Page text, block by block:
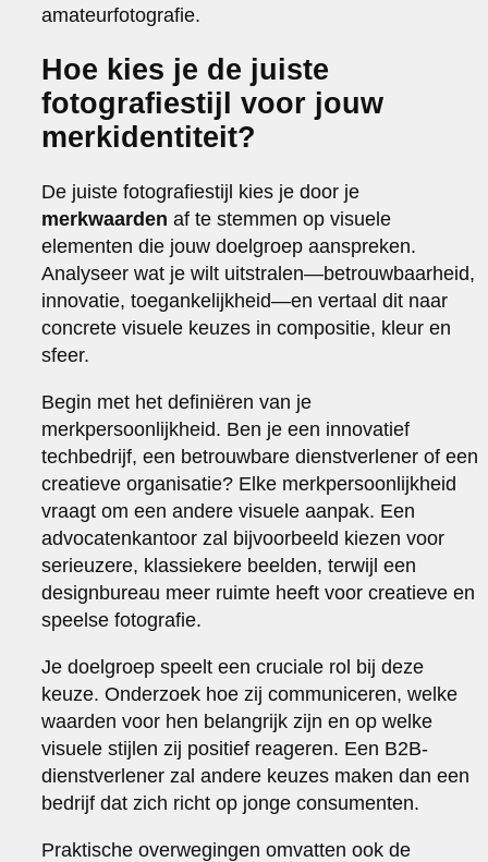
amateurfotografie.
Hoe kies je de juiste
fotografiestijl voor jouw
merkidentiteit?
De juiste fotografiestijl kies je door je
merkwaarden af te stemmen op visuele
elementen die jouw doelgroep aanspreken.
Analyseer wat je wilt uitstralen—betrouwbaarheid,
innovatie, toegankelijkheid—en vertaal dit naar
concrete visuele keuzes in compositie, kleur en
sfeer.
Begin met het definiëren van je
merkpersoonlijkheid. Ben je een innovatief
techbedrijf, een betrouwbare dienstverlener of een
creatieve organisatie? Elke merkpersoonlijkheid
vraagt om een andere visuele aanpak. Een
advocatenkantoor zal bijvoorbeeld kiezen voor
serieuzere, klassiekere beelden, terwijl een
designbureau meer ruimte heeft voor creatieve en
speelse fotografie.
Je doelgroep speelt een cruciale rol bij deze
keuze. Onderzoek hoe zij communiceren, welke
waarden voor hen belangrijk zijn en op welke
visuele stijlen zij positief reageren. Een B2B-
dienstverlener zal andere keuzes maken dan een
bedrijf dat zich richt op jonge consumenten.
Praktische overwegingen omvatten ook de